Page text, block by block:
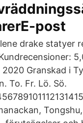
post
drake statyer
Granskad i
To. Fr. Lö. Sö.